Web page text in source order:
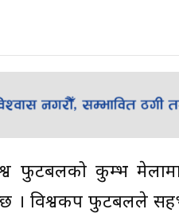
फुटबलको कुम्भ
। विश्वकप फुटबलले